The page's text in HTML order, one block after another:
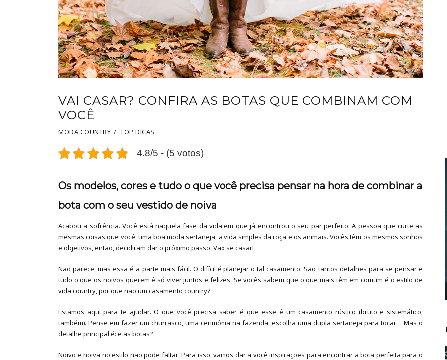
VAI CASAR? CONFIRA AS BOTAS QUE COMBINAM COM
VOCÊ
MODA COUNTRY TOP DICAS
4.8/5 - (5 votos)
Os modelos, cores e tudo o que você precisa pensar na hora de combinar a
bota com o seu vestido de noiva
Acabou a sofrência. Você está naquela fase da vida em que já encontrou o seu par perfeito. A pessoa que curte as
mesmas coisas que você: uma boa moda sertaneja, a vida simples da roça e os animais. Vocês têm os mesmos sonhos
e objetivos, então, decidiram dar o próximo passo. Vão se casar!
Não parece, mas essa é a parte mais fácil. O difícil é planejar o tal casamento. São tantos detalhes para se pensar e
tudo o que os noivos querem é só viver juntos e felizes. Se vocês sabem que o que mais têm em comum é o estilo de
vida country, por que não um casamento country?
Estamos aqui para te ajudar. O que você precisa saber é que esse é um casamento rústico (bruto e sistemático,
também). Pense em fazer um churrasco, uma cerimônia na fazenda, escolha uma dupla sertaneja para tocar… Mas o
detalhe principal é: e as botas?
Noivo e noiva no estilo não pode faltar. Para isso, vamos dar a você inspirações para encontrar a bota perfeita para o